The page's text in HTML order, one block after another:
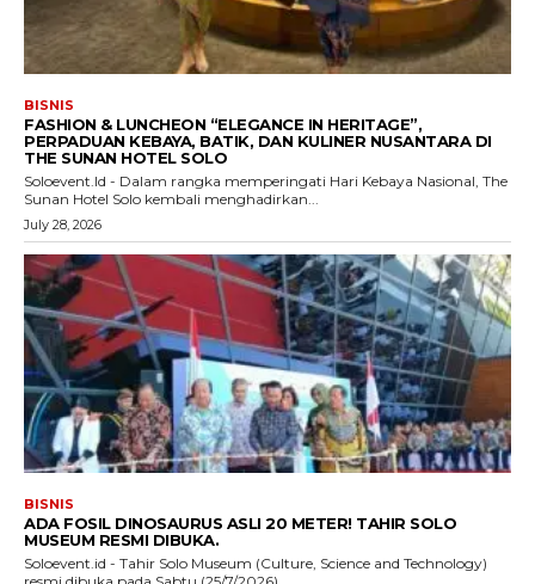
BISNIS
FASHION & LUNCHEON “ELEGANCE IN HERITAGE”,
PERPADUAN KEBAYA, BATIK, DAN KULINER NUSANTARA DI
THE SUNAN HOTEL SOLO
Soloevent.Id - Dalam rangka memperingati Hari Kebaya Nasional, The
Sunan Hotel Solo kembali menghadirkan...
July 28, 2026
BISNIS
ADA FOSIL DINOSAURUS ASLI 20 METER! TAHIR SOLO
MUSEUM RESMI DIBUKA.
Soloevent.id - Tahir Solo Museum (Culture, Science and Technology)